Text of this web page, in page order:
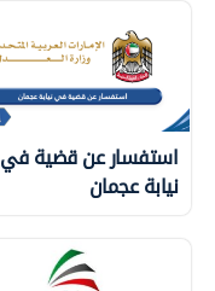
استفسار عن قضية في
نيابة عجمان